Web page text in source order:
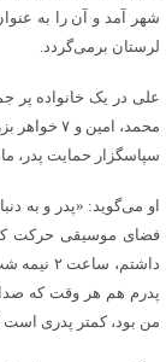
شهر آمد و آن را به
لرستان برمی‌گردد.
علی در یک خانواده پر
محمد،
سپاسگزار حمایت پدر،
او می‌گوید: «پدر و به
فضای موسیقی حرکت
پدرم هم هر وقت که
من بود، کمتر پدری